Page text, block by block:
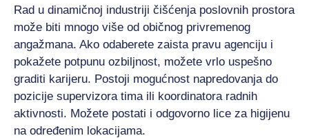
Rad u dinamičnoj industriji čišćenja poslovnih prostora
može biti mnogo više od običnog privremenog
angažmana. Ako odaberete zaista pravu agenciju i
pokažete potpunu ozbiljnost, možete vrlo uspešno
graditi karijeru. Postoji mogućnost napredovanja do
pozicije supervizora tima ili koordinatora radnih
aktivnosti. Možete postati i odgovorno lice za higijenu
na određenim lokacijama.